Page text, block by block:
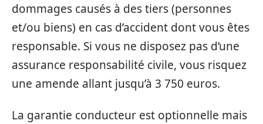
dommages causés à des tiers (personnes
et/ou biens) en cas d’accident dont vous êtes
responsable. Si vous ne disposez pas d’une
assurance responsabilité civile, vous risquez
une amende allant jusqu’à 3 750 euros.
La garantie conducteur est optionnelle mais